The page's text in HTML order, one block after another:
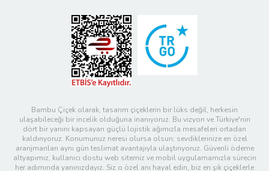
Bambu Çiçek olarak, tasarım çiçeklerin bir lüks değil, herkesin
ulaşabileceği bir incelik olduğuna inanıyoruz. Bu vizyon ve Türkiye'nin
dört bir yanını kapsayan güçlü lojistik ağımızla mesafeleri ortadan
kaldırıyoruz. Konumunuz neresi olursa olsun; sevdiklerinize en özel
aranjmanları aynı gün teslimat avantajıyla ulaştırıyoruz. Güvenli ödeme
altyapımız, kullanıcı dostu web sitemiz ve mobil uygulamamızla sürecin
her adımında yanınızdayız. Siz o özel anı hayal edin, biz en şık çiçeklerle